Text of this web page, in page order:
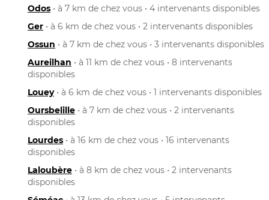
Odos • à 7 km de chez vous • 4 intervenants disponibles
Ger • à 6 km de chez vous • 2 intervenants disponibles
Ossun • à 7 km de chez vous • 3 intervenants disponibles
Aureilhan • à 11 km de chez vous • 8 intervenants
disponibles
Louey• à 6 km de chez vous • 1 intervenants disponibles
Oursbelille • à 7 km de chez vous • 2 intervenants
disponibles
Lourdes • à 16 km de chez vous • 16 intervenants
disponibles
Laloubère • à 8 km de chez vous • 2 intervenants
disponibles